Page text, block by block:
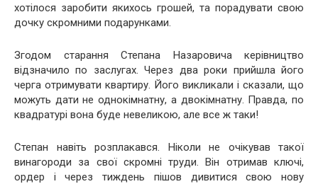
хотілося заробити якихось грошей, та порадувати свою
дочку скромними подарунками.
Згодом старання Степана Назаровича керівництво
відзначило по заслугах. Через два роки прийшла його
черга отримувати квартиру. Його викликали і сказали, що
можуть дати не однокімнатну, а двокімнатну. Правда, по
квадратурі вона буде невеликою, але все ж таки!
Степан навіть розплакався. Ніколи не очікував такої
винагороди за свої скромні труди. Він отримав ключі,
ордер і через тиждень пішов дивитися свою нову